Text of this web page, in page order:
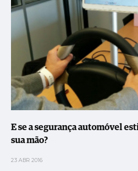
E se a segurança automóvel estivesse na palma da
sua mão?
23 ABR 2016